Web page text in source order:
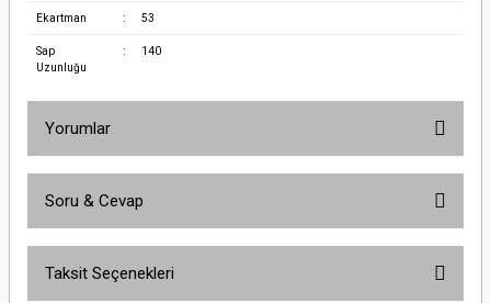
Ekartman : 53
Sap
Uzunluğu
: 140
Yorumlar
Soru & Cevap
Taksit Seçenekleri